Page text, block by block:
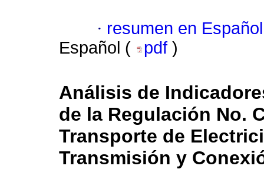
· resumen en Español
Español (
pdf )
Análisis de
de la Regulación No.
Transporte de
Transmisión y